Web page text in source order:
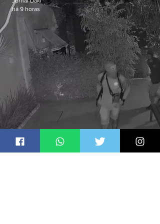
Polícia Civil prende quadrilha
especializada em roubos a
há 9 horas